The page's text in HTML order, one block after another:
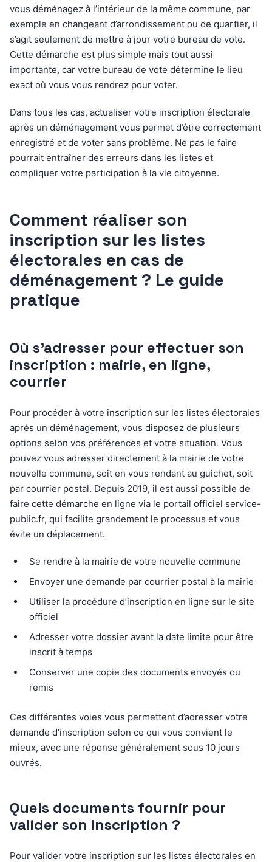
vous déménagez à l’intérieur de la même commune, par
exemple en changeant d’arrondissement ou de quartier, il
s’agit seulement de mettre à jour votre bureau de vote.
Cette démarche est plus simple mais tout aussi
importante, car votre bureau de vote détermine le lieu
exact où vous vous rendrez pour voter.
Dans tous les cas, actualiser votre inscription électorale
après un déménagement vous permet d’être correctement
enregistré et de voter sans problème. Ne pas le faire
pourrait entraîner des erreurs dans les listes et
compliquer votre participation à la vie citoyenne.
Comment réaliser son
inscription sur les listes
électorales en cas de
déménagement ? Le guide
pratique
Où s’adresser pour effectuer son
inscription : mairie, en ligne,
courrier
Pour procéder à votre inscription sur les listes électorales
après un déménagement, vous disposez de plusieurs
options selon vos préférences et votre situation. Vous
pouvez vous adresser directement à la mairie de votre
nouvelle commune, soit en vous rendant au guichet, soit
par courrier postal. Depuis 2019, il est aussi possible de
faire cette démarche en ligne via le portail officiel service-
public.fr, qui facilite grandement le processus et vous
évite un déplacement.
Se rendre à la mairie de votre nouvelle commune
Envoyer une demande par courrier postal à la mairie
Utiliser la procédure d’inscription en ligne sur le site
officiel
Adresser votre dossier avant la date limite pour être
inscrit à temps
Conserver une copie des documents envoyés ou
remis
Ces différentes voies vous permettent d’adresser votre
demande d’inscription selon ce qui vous convient le
mieux, avec une réponse généralement sous 10 jours
ouvrés.
Quels documents fournir pour
valider son inscription ?
Pour valider votre inscription sur les listes électorales en